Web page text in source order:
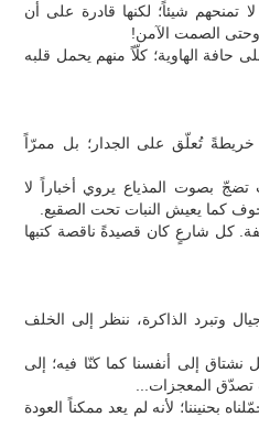
تمنحهم شيئاً؛ لكنها قادرة على أن
الصمت الآمن!
حافة الهاوية؛ كلّاً منهم يحمل قلبه
تُعلّق على الجدار؛ بل ممرّاً
تضجّ بصوت المذياع يروي أخباراً لا
كما يعيش النبات تحت الصقيع.
كل شارعٍ كان قصيدةً ناقصة كتبها
وتبرد الذاكرة، ننظر إلى الخلف
نشتاق إلى أنفسنا كما كنّا فيه؛ إلى
تصدّق المعجزات...
بحنيننا؛ لأنه لم يعد ممكناً العودة